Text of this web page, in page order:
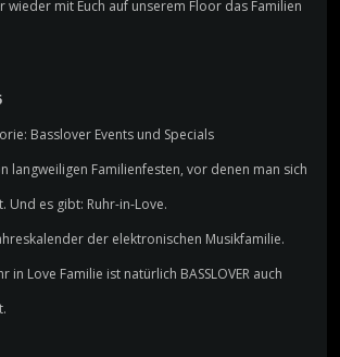
wieder mit Euch auf unserem Floor das Familien
Basslover Events und Specials
langweiligen Familienfesten, vor denen man sich
Und es gibt: Ruhr-in-Love.
der elektronischen Musikfamilie.
in Love Familie ist natürlich BASSLOVER auch